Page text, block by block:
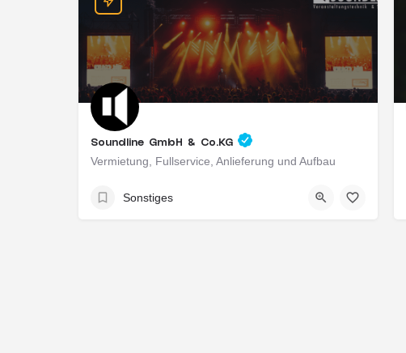
Soundline GmbH & Co.KG
Vermietung, Fullservice, Anlieferung und Aufbau
Sonstiges